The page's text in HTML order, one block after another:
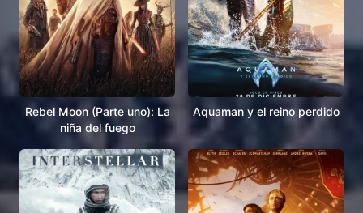
Rebel Moon (Parte uno): La
niña del fuego
Aquaman y el reino perdido